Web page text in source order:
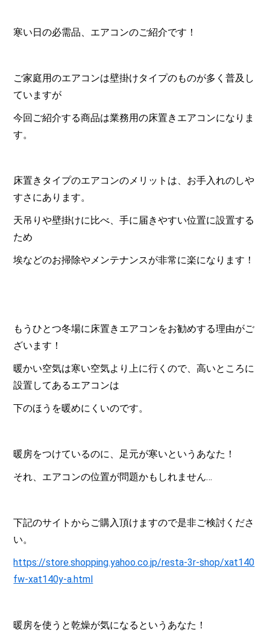
寒い日の必需品、エアコンのご紹介です！
ご家庭用のエアコンは壁掛けタイプのものが多く普及し
ていますが
今回ご紹介する商品は業務用の床置きエアコンになりま
す。
床置きタイプのエアコンのメリットは、お手入れのしや
すさにあります。
天吊りや壁掛けに比べ、手に届きやすい位置に設置する
ため
埃などのお掃除やメンテナンスが非常に楽になります！
もうひとつ冬場に床置きエアコンをお勧めする理由がご
ざいます！
暖かい空気は寒い空気より上に行くので、高いところに
設置してあるエアコンは
下のほうを暖めにくいのです。
暖房をつけているのに、足元が寒いというあなた！
それ、エアコンの位置が問題かもしれません…
下記のサイトからご購入頂けますので是非ご検討くださ
い。
https://store.shopping.yahoo.co.jp/resta-3r-shop/xat140
fw-xat140y-a.html
暖房を使うと乾燥が気になるというあなた！